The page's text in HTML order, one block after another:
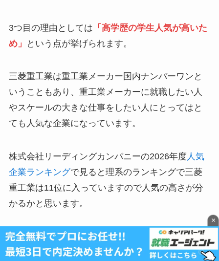
3つ目の理由としては 「高学歴の学生人気が高いた
め」
という点が挙げられます。
三菱重工業は重工業メーカー国内ナンバーワンと
いうこともあり、重工業メーカーに就職したい人
やスケールの大きな仕事をしたい人にとってはと
ても人気な企業になっています。
株式会社リーディングカンパニーの2026年度 人気
企業ランキングで見ると理系のランキングで三菱
重工業は11位に入っていますので人気の高さが分
かるかと思います。
有名企業であり就職希望者も多く、競争率が高く
なりますので必然的に高学歴の学生に人気の企業
×